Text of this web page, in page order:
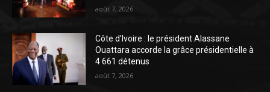
août 7, 2026
Côte d’Ivoire : le président Alassane
Ouattara accorde la grâce présidentielle à
4 661 détenus
août 7, 2026